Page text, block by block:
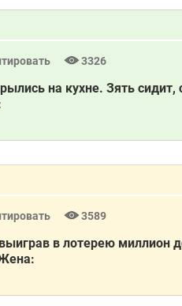
3326
на кухне. Зять сидит,
3589
в лотерею миллион